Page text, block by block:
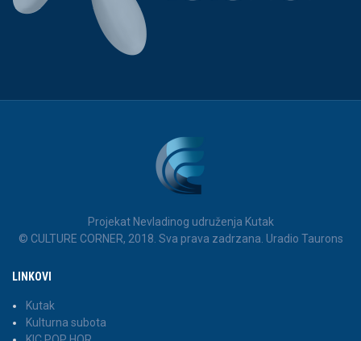
Projekat Nevladinog udruženja Kutak
© CULTURE CORNER, 2018. Sva prava zadrzana. Uradio Taurons
LINKOVI
Kutak
Kulturna subota